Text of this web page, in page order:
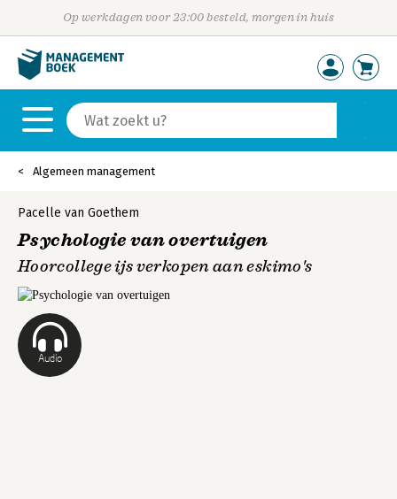
Op werkdagen voor 23:00 besteld, morgen in huis
Algemeen management
Audio
Pacelle van Goethem
Psychologie van overtuigen
Hoorcollege ijs verkopen aan eskimo's